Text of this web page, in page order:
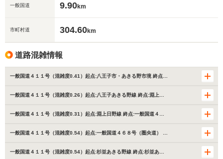
一般国道 9.90km
市町村道 304.60km
道路混雑情報
一般国道４１１号（混雑度0.41）起点:八王子市・あきる野市境 終点…
一般国道４１１号（混雑度0.26）起点:八王子あきる野線 終点:淵上…
一般国道４１１号（混雑度0.31）起点:淵上日野線 終点:一般国道４…
一般国道４１１号（混雑度0.54）起点:一般国道４６８号（圏央道） …
一般国道４１１号（混雑度0.54）起点:杉並あきる野線 終点:杉並あ…